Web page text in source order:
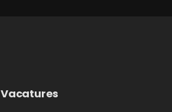
Vacatures